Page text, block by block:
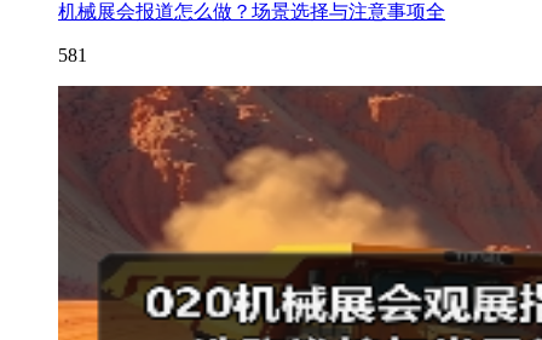
机械展会报道怎么做？场景选择与注意事项全
581